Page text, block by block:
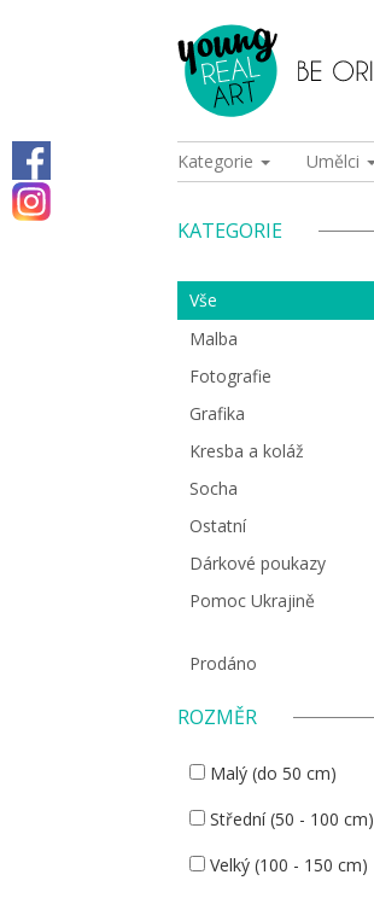
Kategorie Umělci
KATEGORIE
Vše
Malba
Fotografie
Grafika
Kresba a koláž
Socha
Ostatní
Dárkové poukazy
Pomoc Ukrajině
Prodáno
ROZMĚR
Malý (do 50 cm)
Střední (50 - 100 cm)
Velký (100 - 150 cm)